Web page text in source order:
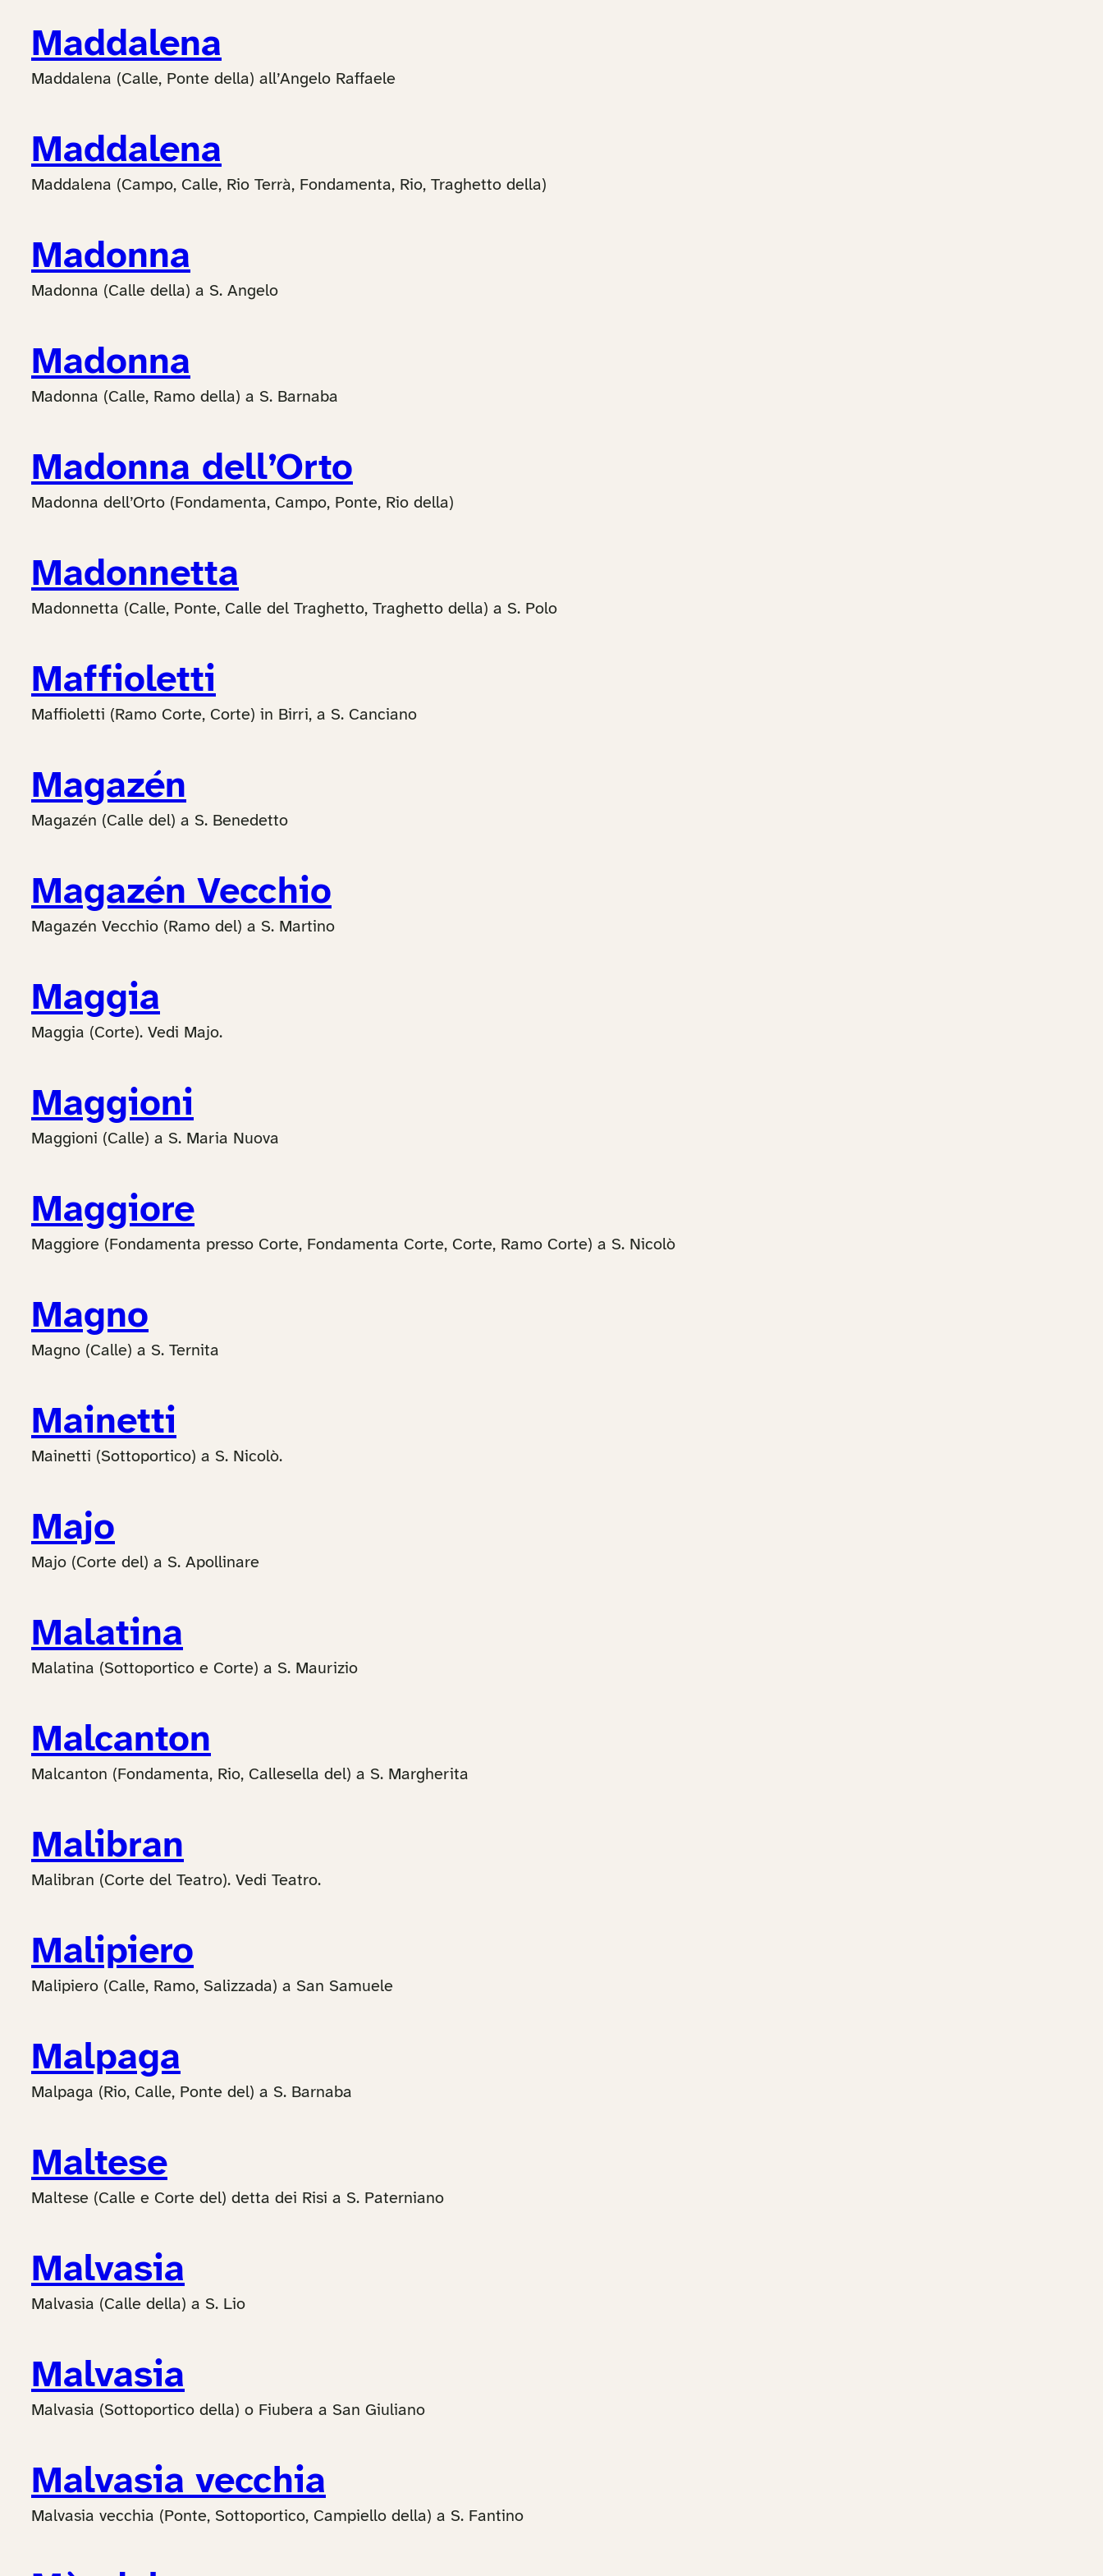
Maddalena
Maddalena (Calle, Ponte della) all’Angelo Raffaele
Maddalena
Maddalena (Campo, Calle, Rio Terrà, Fondamenta, Rio, Traghetto della)
Madonna
Madonna (Calle della) a S. Angelo
Madonna
Madonna (Calle, Ramo della) a S. Barnaba
Madonna dell’Orto
Madonna dell’Orto (Fondamenta, Campo, Ponte, Rio della)
Madonnetta
Madonnetta (Calle, Ponte, Calle del Traghetto, Traghetto della) a S. Polo
Maffioletti
Maffioletti (Ramo Corte, Corte) in Birri, a S. Canciano
Magazén
Magazén (Calle del) a S. Benedetto
Magazén Vecchio
Magazén Vecchio (Ramo del) a S. Martino
Maggia
Maggia (Corte). Vedi Majo.
Maggioni
Maggioni (Calle) a S. Maria Nuova
Maggiore
Maggiore (Fondamenta presso Corte, Fondamenta Corte, Corte, Ramo Corte) a S. Nicolò
Magno
Magno (Calle) a S. Ternita
Mainetti
Mainetti (Sottoportico) a S. Nicolò.
Majo
Majo (Corte del) a S. Apollinare
Malatina
Malatina (Sottoportico e Corte) a S. Maurizio
Malcanton
Malcanton (Fondamenta, Rio, Callesella del) a S. Margherita
Malibran
Malibran (Corte del Teatro). Vedi Teatro.
Malipiero
Malipiero (Calle, Ramo, Salizzada) a San Samuele
Malpaga
Malpaga (Rio, Calle, Ponte del) a S. Barnaba
Maltese
Maltese (Calle e Corte del) detta dei Risi a S. Paterniano
Malvasia
Malvasia (Calle della) a S. Lio
Malvasia
Malvasia (Sottoportico della) o Fiubera a San Giuliano
Malvasia vecchia
Malvasia vecchia (Ponte, Sottoportico, Campiello della) a S. Fantino